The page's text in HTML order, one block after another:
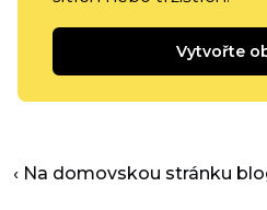
Vytvořte
‹ Na domovskou stránku